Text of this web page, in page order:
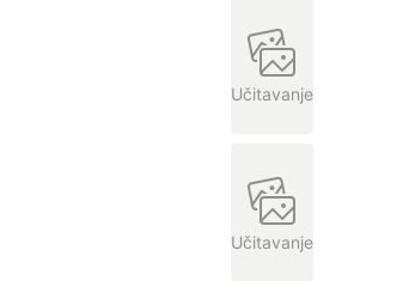
Učitavanje
Učitavanje